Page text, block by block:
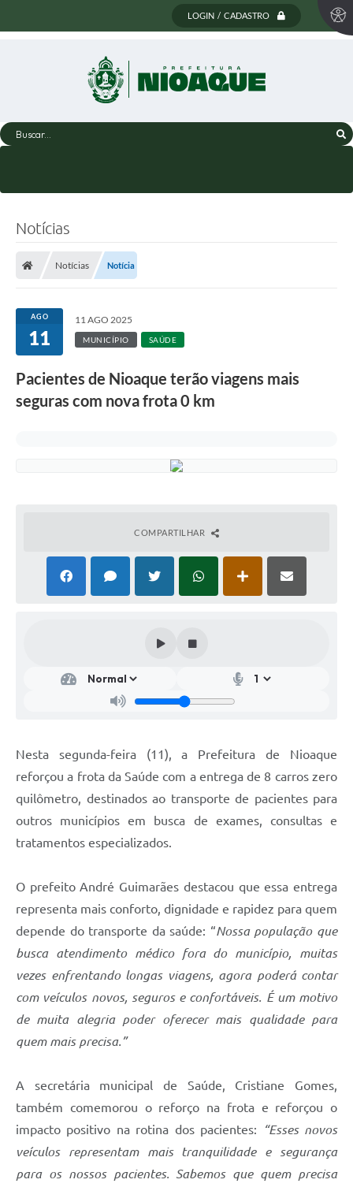
LOGIN / CADASTRO
Buscar...
Notícias
Notícias Notícia
AGO
11
11 AGO 2025
MUNICÍPIO SAÚDE
Pacientes de Nioaque terão viagens mais
seguras com nova frota 0 km
COMPARTILHAR
Nesta segunda-feira (11), a Prefeitura de Nioaque
reforçou a frota da Saúde com a entrega de 8 carros zero
quilômetro, destinados ao transporte de pacientes para
outros municípios em busca de exames, consultas e
tratamentos especializados.
O prefeito André Guimarães destacou que essa entrega
representa mais conforto, dignidade e rapidez para quem
depende do transporte da saúde: “Nossa população que
busca atendimento médico fora do município, muitas
vezes enfrentando longas viagens, agora poderá contar
com veículos novos, seguros e confortáveis. É um motivo
de muita alegria poder oferecer mais qualidade para
quem mais precisa.”
A secretária municipal de Saúde, Cristiane Gomes,
também comemorou o reforço na frota e reforçou o
impacto positivo na rotina dos pacientes:
“Esses novos
veículos representam mais tranquilidade e segurança
para os nossos pacientes. Sabemos que quem precisa